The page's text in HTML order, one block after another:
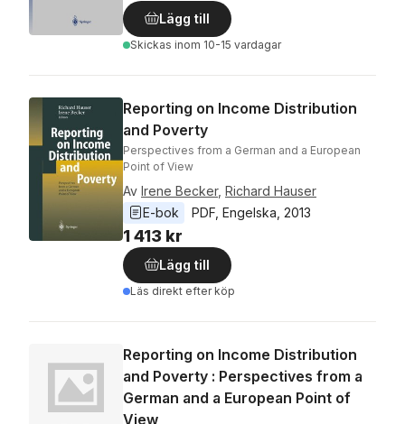
Lägg till
Skickas inom 10-15 vardagar
Reporting on Income Distribution
and Poverty
Perspectives from a German and a European
Point of View
Av Irene Becker, Richard Hauser
E-bok
PDF Engelska 2013
1 413 kr
Lägg till
Läs direkt efter köp
Reporting on Income Distribution
and Poverty : Perspectives from a
German and a European Point of
View